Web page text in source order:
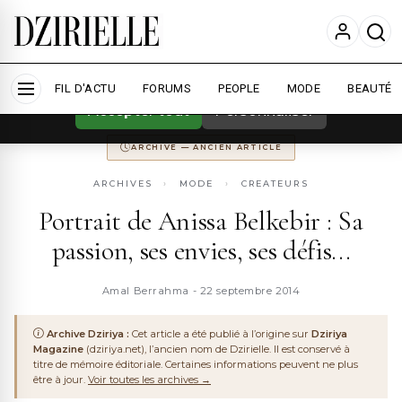
Nous utilisons des cookies pour améliorer
votre expérience et mesurer l'audience. En
Accepter tout Personnaliser
FIL D'ACTU FORUMS PEOPLE MODE BEAUTÉ
CONSERVÉ POUR LA MÉMOIRE DU WEB ALGÉRIEN
ARCHIVE — ANCIEN ARTICLE
ARCHIVES › MODE › CREATEURS
Portrait de Anissa Belkebir : Sa
passion, ses envies, ses défis...
Amal Berrahma - 22 septembre 2014
Archive Dziriya : Cet article a été publié à l’origine sur Dziriya
Magazine (dziriya.net), l’ancien nom de Dzirielle. Il est conservé à
titre de mémoire éditoriale. Certaines informations peuvent ne plus
être à jour. Voir toutes les archives →